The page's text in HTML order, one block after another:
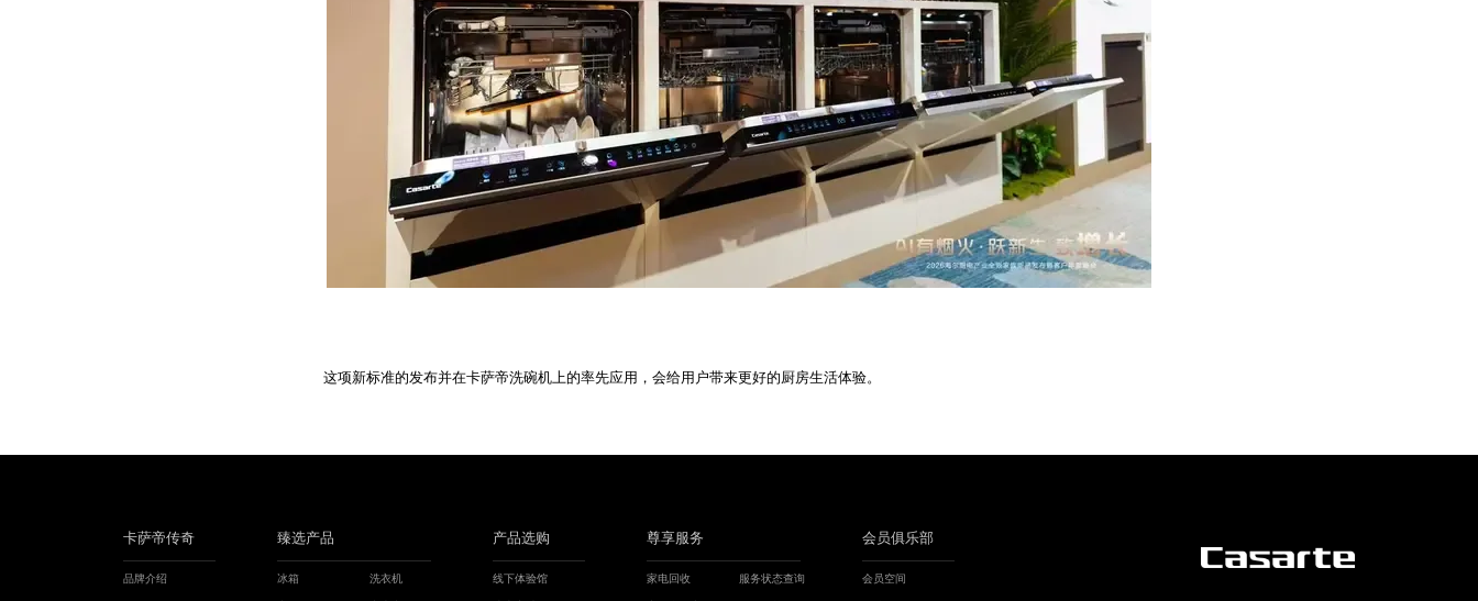
这项新标准的发布并在卡萨帝洗碗机上的率先应用，会给用户带来更好的厨房生活体验。
卡萨帝传奇
品牌介绍
臻选产品
冰箱 洗衣机
产品选购
线下体验馆
尊享服务
家电回收 服务状态查询
会员俱乐部
会员空间